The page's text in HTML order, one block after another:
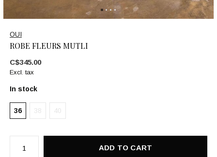
OUI
ROBE FLEURS MUTLI
C$345.00
Excl. tax
In stock
36 38 40
ADD TO CART